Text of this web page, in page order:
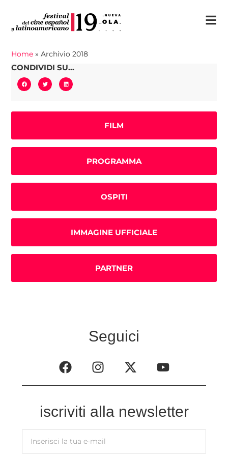
Home »Archivio 2018
CONDIVIDI SU...
FILM
PROGRAMMA
OSPITI
IMMAGINE UFFICIALE
PARTNER
Seguici
iscriviti alla newsletter